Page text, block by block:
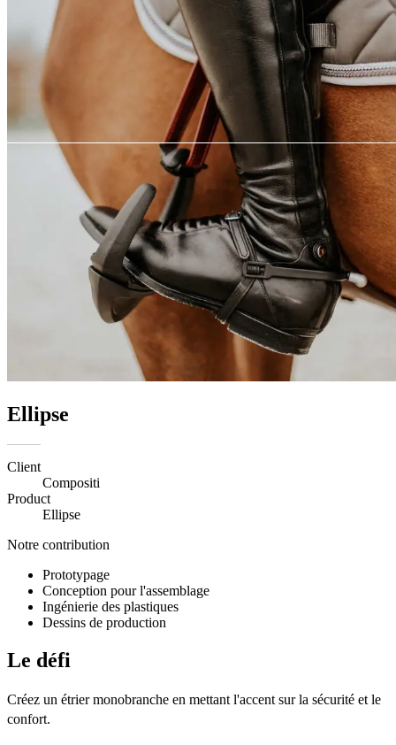
Ellipse
Client
Compositi
Product
Ellipse
Notre contribution
Prototypage
Conception pour l'assemblage
Ingénierie des plastiques
Dessins de production
Le défi
Créez un étrier monobranche en mettant l'accent sur la sécurité et le
confort.